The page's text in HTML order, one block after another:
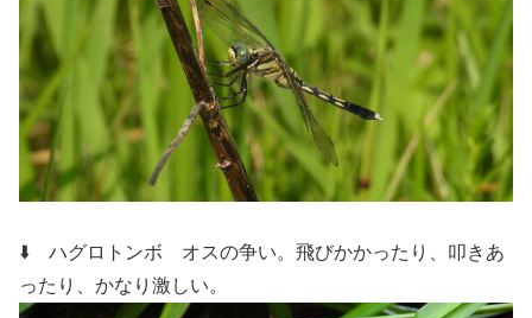
⬇️ ハグロトンボ オスの争い。飛びかかったり、叩きあ
ったり、かなり激しい。